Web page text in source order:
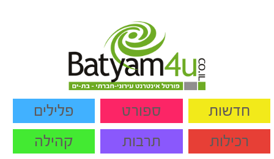
חדשות ספורט
פלילים
רכילות
תרבות
קהילה